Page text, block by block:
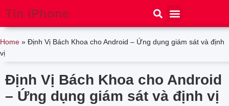
Tin iPhone
Home » Định Vị Bách Khoa cho Android – Ứng dụng giám sát và định
vị
Định Vị Bách Khoa cho Android
– Ứng dụng giám sát và định vị